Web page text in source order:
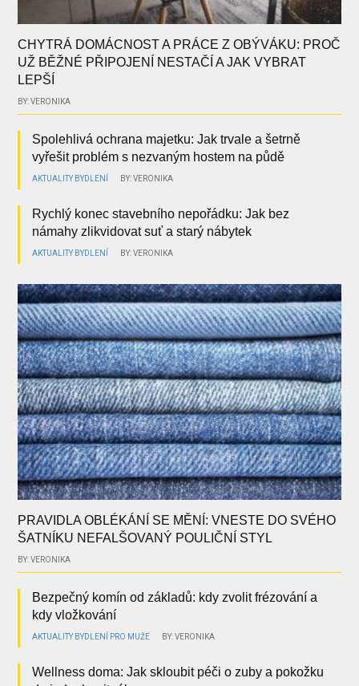
CHYTRÁ DOMÁCNOST A PRÁCE Z OBÝVÁKU: PROČ
UŽ BĚŽNÉ PŘIPOJENÍ NESTAČÍ A JAK VYBRAT
LEPŠÍ
BY: VERONIKA
Spolehlivá ochrana majetku: Jak trvale a šetrně
vyřešit problém s nezvaným hostem na půdě
AKTUALITY BYDLENÍ BY: VERONIKA
Rychlý konec stavebního nepořádku: Jak bez
námahy zlikvidovat suť a starý nábytek
AKTUALITY BYDLENÍ BY: VERONIKA
PRAVIDLA OBLÉKÁNÍ SE MĚNÍ: VNESTE DO SVÉHO
ŠATNÍKU NEFALŠOVANÝ POULIČNÍ STYL
BY: VERONIKA
Bezpečný komín od základů: kdy zvolit frézování a
kdy vložkování
AKTUALITY BYDLENÍ PRO MUŽE BY: VERONIKA
Wellness doma: Jak skloubit péči o zuby a pokožku